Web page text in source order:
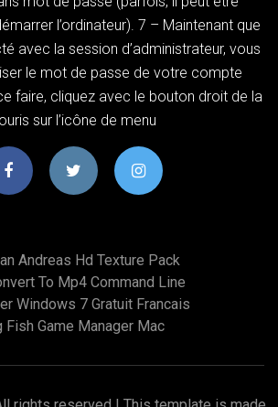
l’ordinateur). 7 – Maintenant que
avec la session d’administrateur, vous
le mot de passe de votre compte
faire, cliquez avec le bouton droit de la
sur l’icône de menu
Andreas Hd Texture Pack
To Mp4 Command Line
Windows 7 Gratuit Francais
Fish Game Manager Mac